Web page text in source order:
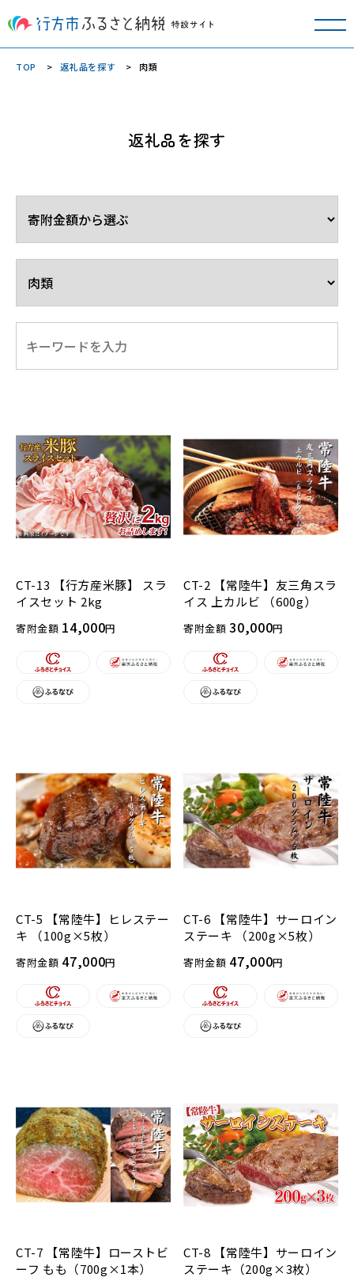
TOP 返礼品を探す 肉類
返礼品を探す
CT-13 【行方産米豚】 スラ
イスセット 2kg
寄附金額 14,000円
CT-2 【常陸牛】友三角スラ
イス 上カルビ （600g）
寄附金額30,000円
CT-5 【常陸牛】ヒレステー
キ （100g×5枚）
寄附金額 47,000円
CT-6 【常陸牛】サーロイン
ステーキ （200g×5枚）
寄附金額 47,000円
CT-7 【常陸牛】ローストビ
ーフ もも（700g×1本）
CT-8 【常陸牛】サーロイン
ステーキ（200g×3枚）